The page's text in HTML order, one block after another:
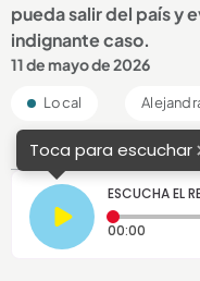
pueda salir del país y
indignante caso.
11 de mayo de 2026
Local
Toca para escuchar
ESCUCHA EL
00:00